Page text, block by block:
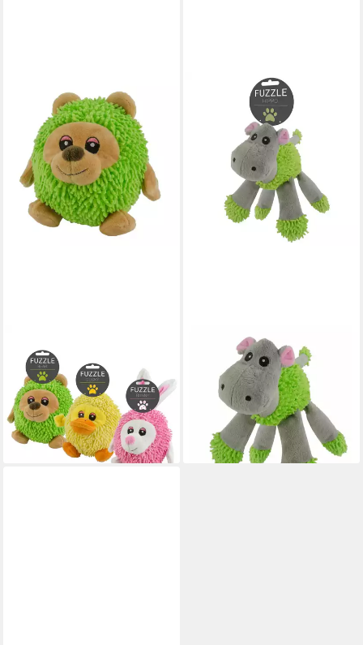
Tierball Bär Hundespielzeug
mit Quietscher
14,95 €
lieferbar - in 8-10 Werktagen bei
dir
Tierball Nilpferd
Hundespielzeug mit 5
Quietschern
14,92 €
lieferbar - in 8-10 Werktagen bei